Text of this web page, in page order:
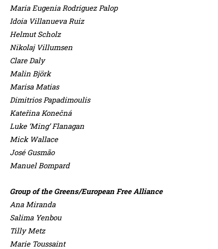
Maria Eugenia Rodriguez Palop
Idoia Villanueva Ruiz
Helmut Scholz
Nikolaj Villumsen
Clare Daly
Malin Björk
Marisa Matias
Dimitrios Papadimoulis
Kateřina Konečná
Luke ‘Ming’ Flanagan
Mick Wallace
José Gusmão
Manuel Bompard
Group of the Greens/European Free Alliance
Ana Miranda
Salima Yenbou
Tilly Metz
Marie Toussaint